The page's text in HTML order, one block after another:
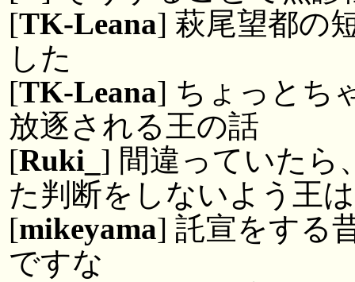
[TK-Leana] 萩尾望都の
した
[TK-Leana] ちょっとち
放逐される王の話
[Ruki_ ] 間違っていたら
た判断をしないよう王
[mikeyama] 託宣をする
ですな